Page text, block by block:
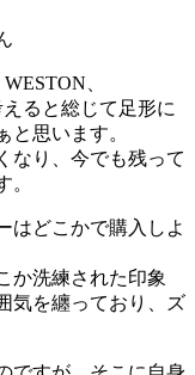
、
ると総じて足形に
思います。
なり、今でも残って
。
はどこかで購入しよ
か洗練された印象
気を纏っており、ズ